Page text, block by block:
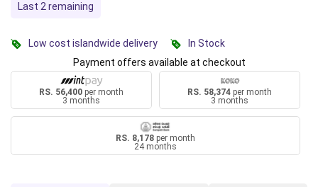
Last 2 remaining
Low cost islandwide delivery
In Stock
Payment offers available at checkout
RS. 56,400 per month
3 months
RS. 58,374 per month
3 months
RS. 8,178 per month
24 months